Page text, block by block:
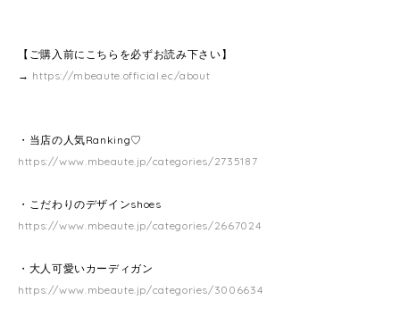
【ご購入前にこちらを必ずお読み下さい】
→ https://mbeaute.official.ec/about
・当店の人気Ranking♡
https://www.mbeaute.jp/categories/2735187
・こだわりのデザインshoes
https://www.mbeaute.jp/categories/2667024
・大人可愛いカーディガン
https://www.mbeaute.jp/categories/3006634